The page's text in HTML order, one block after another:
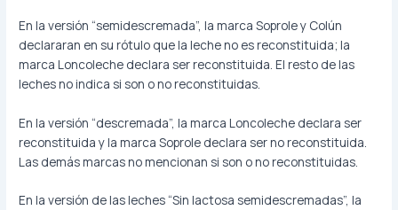
En la versión “semidescremada”, la marca Soprole y Colún
declararan en su rótulo que la leche no es reconstituida; la
marca Loncoleche declara ser reconstituida. El resto de las
leches no indica si son o no reconstituidas.
En la versión “descremada”, la marca Loncoleche declara ser
reconstituida y la marca Soprole declara ser no reconstituida.
Las demás marcas no mencionan si son o no reconstituidas.
En la versión de las leches “Sin lactosa semidescremadas”, la